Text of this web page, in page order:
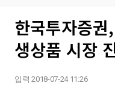
한국투자증
생상품 시장
입력 2018-07-24 11:26